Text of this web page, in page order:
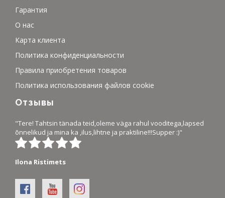
Гарантия
О нас
Карта клиента
Политика конфиденциальности
Правила приобретения товаров
Политика использования файлов cookie
Отзывы
"Tere! Tahtsin tänada teid,oleme väga rahul vooditega,lapsed
õnnelikud ja mina ka ,ilus,lihtne ja praktiline!!!Supper :)"
Ilona Ristimets